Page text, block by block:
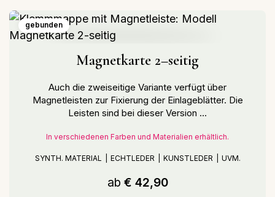
gebunden
Magnetkarte 2–seitig
Auch die zweiseitige Variante verfügt über
Magnetleisten zur Fixierung der Einlageblätter. Die
Leisten sind bei dieser Version ...
In verschiedenen Farben und Materialien erhältlich.
SYNTH. MATERIAL ECHTLEDER KUNSTLEDER UVM.
ab € 42,90